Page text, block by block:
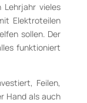
vieles
Elektroteilen
sollen. Der
funktioniert
Feilen,
Hand als auch